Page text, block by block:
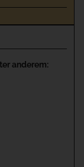
anderem: